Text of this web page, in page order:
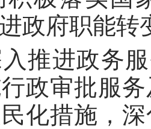
政府职能转
推进政务
政审批服
化措施，